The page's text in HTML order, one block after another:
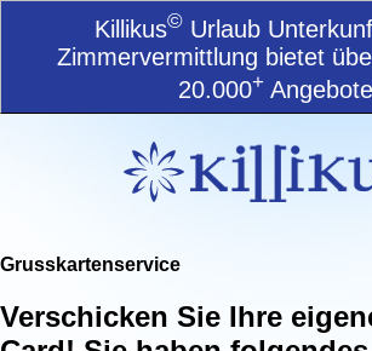
Killikus© Urlaub
Zimmervermittlung bietet
20.000+
Grusskartenservice
Verschicken Sie Ihre